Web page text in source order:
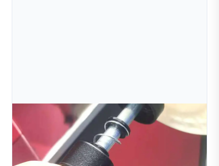
Hướng Dẫn Đầy Đủ Về Máy Cắt Kim Cương Cho
Sản Xuất Trang Sức
Giám đốc Sản xuất, Nhà máy Vàng Al-Rashid, Dubai, UAE